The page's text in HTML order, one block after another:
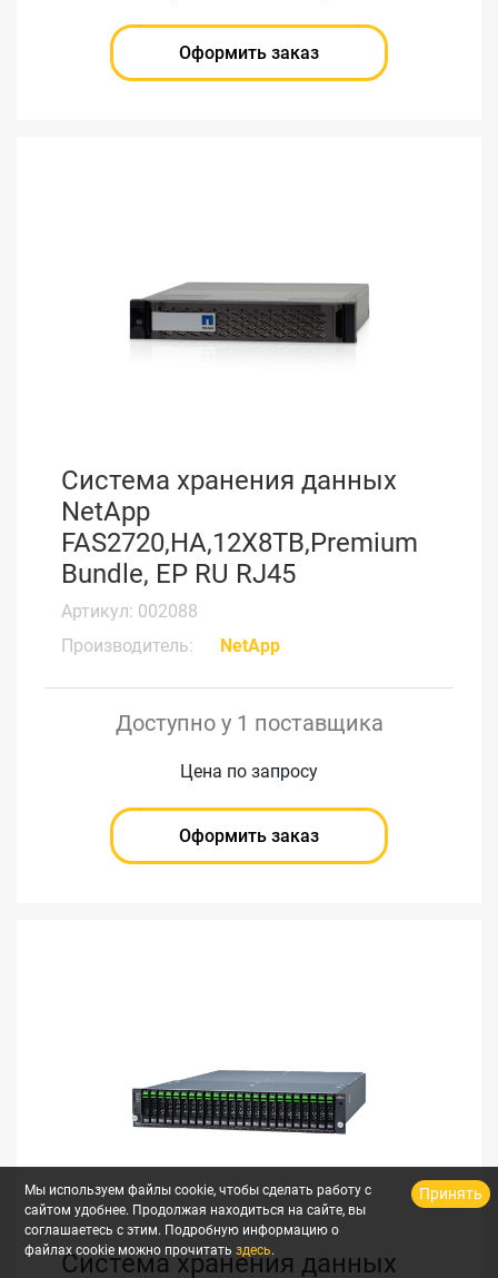
Оформить заказ
Система хранения данных
NetApp
FAS2720,HA,12X8TB,Premium
Bundle, EP RU RJ45
Артикул: 002088
Производитель:
NetApp
Доступно у 1 поставщика
Цена по запросу
Оформить заказ
Система хранения данных
Мы используем файлы cookie, чтобы сделать работу с
сайтом удобнее. Продолжая находиться на сайте, вы
соглашаетесь с этим. Подробную информацию о
файлах cookie можно прочитатьздесь.
Принять